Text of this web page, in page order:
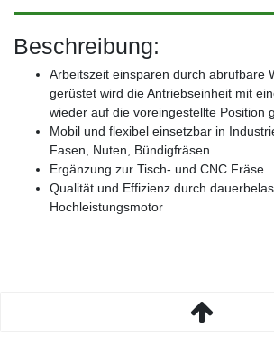
Beschreibung:
Arbeitszeit einsparen durch abrufbare
gerüstet wird die Antriebseinheit mit
wieder auf die voreingestellte Position
Mobil und flexibel einsetzbar in
Fasen, Nuten, Bündigfräsen
Ergänzung zur Tisch- und CNC Fräse
Qualität und Effizienz durch
Hochleistungsmotor